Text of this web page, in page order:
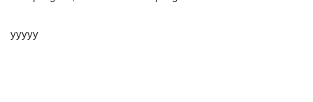
yyyyy